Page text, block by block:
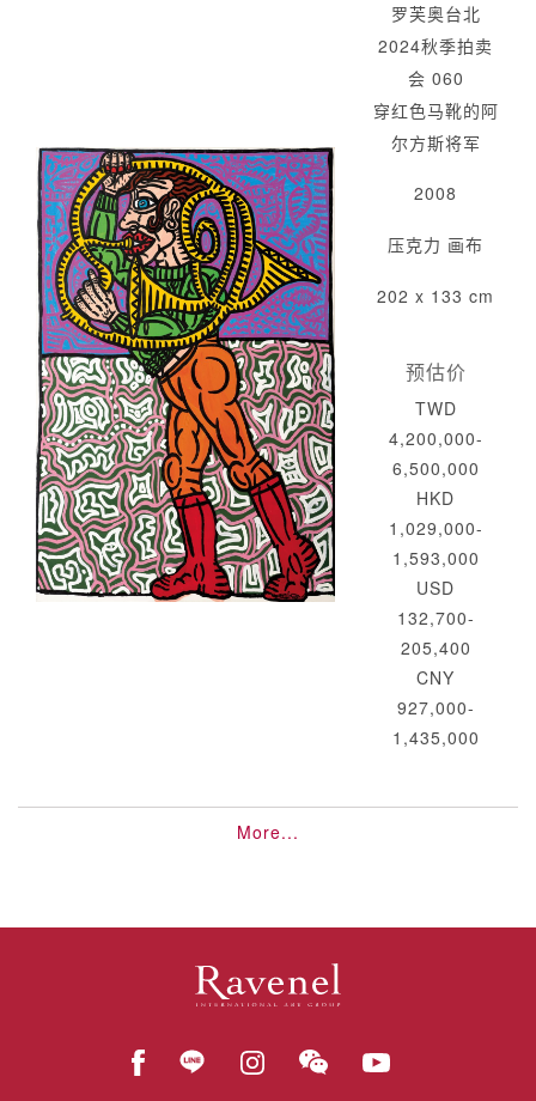
罗芙奥台北
2024秋季拍卖
会 060
穿红色马靴的阿
尔方斯将军
2008
压克力 画布
202 x 133 cm
预估价
TWD
4,200,000-
6,500,000
HKD
1,029,000-
1,593,000
USD
132,700-
205,400
CNY
927,000-
1,435,000
More...